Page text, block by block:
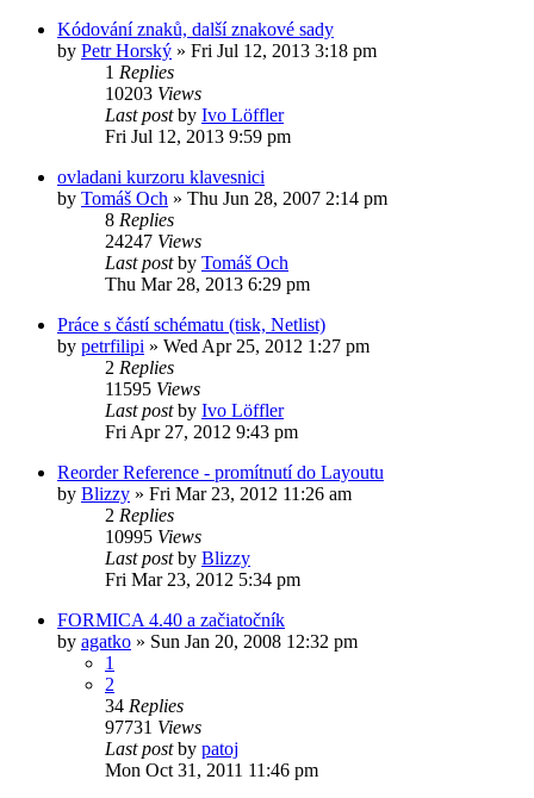
Kódování znaků, další znakové sady
by Petr Horský » Fri Jul 12, 2013 3:18 pm
1 Replies
10203 Views
Last postby Ivo Löffler
Fri Jul 12, 2013 9:59 pm
ovladani kurzoru klavesnici
by Tomáš Och » Thu Jun 28, 2007 2:14 pm
8 Replies
24247 Views
Last postby Tomáš Och
Thu Mar 28, 2013 6:29 pm
Práce s částí schématu (tisk, Netlist)
by petrfilipi » Wed Apr 25, 2012 1:27 pm
2 Replies
11595 Views
Last postby Ivo Löffler
Fri Apr 27, 2012 9:43 pm
Reorder Reference - promítnutí do Layoutu
by Blizzy » Fri Mar 23, 2012 11:26 am
2 Replies
10995 Views
Last postby Blizzy
Fri Mar 23, 2012 5:34 pm
FORMICA 4.40 a začiatočník
by agatko » Sun Jan 20, 2008 12:32 pm
1
2
34 Replies
97731 Views
Last postby patoj
Mon Oct 31, 2011 11:46 pm